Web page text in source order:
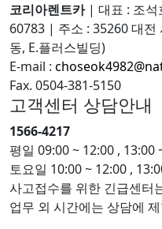
코리아렌트카 | 대표 : 조석
60783 | 주소 : 35260 대
동, E.플러스빌딩)
E-mail :
Fax. 0504-381-5150
고객센터 상담안내
1566-4217
평일 09:00 ~ 12:00 , 13:00
토요일 10:00 ~ 12:00 ,
사고접수를 위한 긴급센터
업무 외 시간에는 상담에